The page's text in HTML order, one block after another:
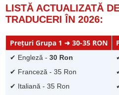
LISTĂ ACTUALIZATĂ
TRADUCERI ÎN 2026:
Prețuri Grupa 1 ➜ 30-35 RON
✔ Engleză -30 Ron
✔ Franceză - 35 Ron
✔ Italiană - 35 Ron